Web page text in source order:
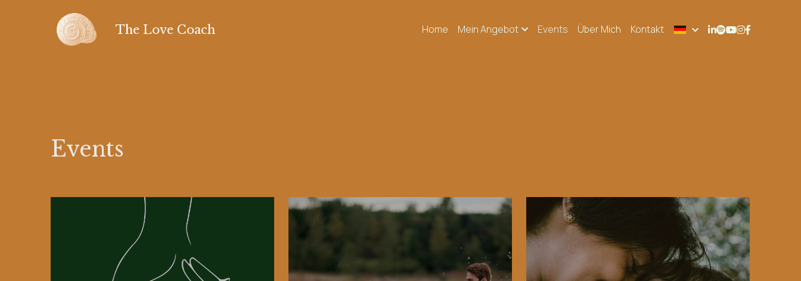
The Love Coach Home Mein Angebot Events Über Mich Kontakt
Events